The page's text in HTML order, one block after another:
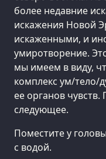
более недавние
искажения Новой
искаженными, и
умиротворение.
мы имеем в виду,
комплекс ум/тело/
ее органов
следующее.
Поместите у
с водой.